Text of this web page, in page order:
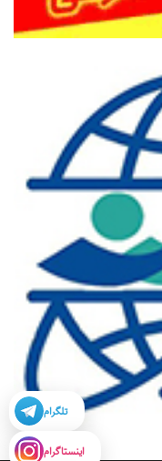
تلگرام
اینستاگرام